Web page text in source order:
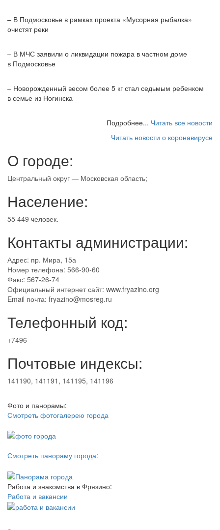
– В Подмосковье в рамках проекта «Мусорная рыбалка»
очистят реки
– В МЧС заявили о ликвидации пожара в частном доме
в Подмосковье
– Новорожденный весом более 5 кг стал седьмым ребенком
в семье из Ногинска
Подробнее... Читать все новости
Читать новости о коронавирусе
О городе:
Центральный округ — Московская область;
Население:
55 449 человек.
Контакты администрации:
Адрес: пр. Мира, 15а
Номер телефона: 566-90-60
Факс: 567-26-74
Официальный интернет сайт: www.fryazino.org
Email почта: fryazino@mosreg.ru
Телефонный код:
+7496
Почтовые индексы:
141190, 141191, 141195, 141196
Фото и панорамы:
Смотреть фотогалерею города
Смотреть панораму города:
Работа и знакомства в Фрязино:
Работа и вакансии